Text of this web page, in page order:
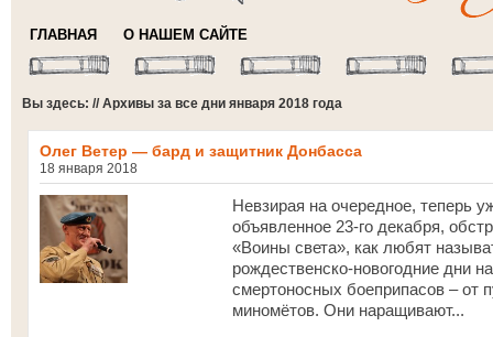
ГЛАВНАЯ О НАШЕМ САЙТЕ
Вы здесь: // Архивы за все дни января 2018 года
Олег Ветер — бард и защитник Донбасса
18 января 2018
Невзирая на очередное, теперь
объявленное 23-го декабря,
«Воины света», как любят
рождественско-новогодние дни
смертоносных боеприпасов – от
миномётов. Они наращивают...